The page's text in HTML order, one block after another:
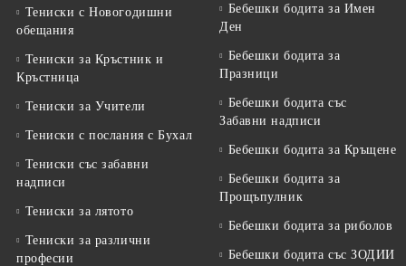
Тениски с Новогодишни
обещания
Тениски за Кръстник и
Кръстница
Тениски за Учители
Тениски с послания с Бухал
Тениски със забавни
надписи
Тениски за лятото
Тениски за различни
професии
Бебешки бодита за Имен
Ден
Бебешки бодита за
Празници
Бебешки бодита със
Забавни надписи
Бебешки бодита за Кръщене
Бебешки бодита за
Прощъпулник
Бебешки бодита за риболов
Бебешки бодита със ЗОДИИ